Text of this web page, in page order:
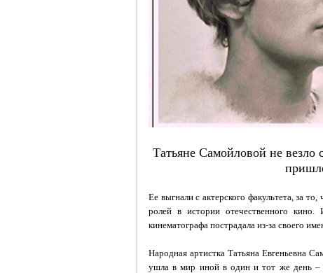
Татьяне Самойловой не
Ее выгнали с актерского факультета, за
ролей в истории отечественного кино.
кинематографа пострадала из-за своего
Народная артистка Татьяна Евгеньевна
ушла в мир иной в один и тот же день –